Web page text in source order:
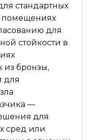
стандартных
помещениях
для
стойкости в
из бронзы,
для
—
для
сред или